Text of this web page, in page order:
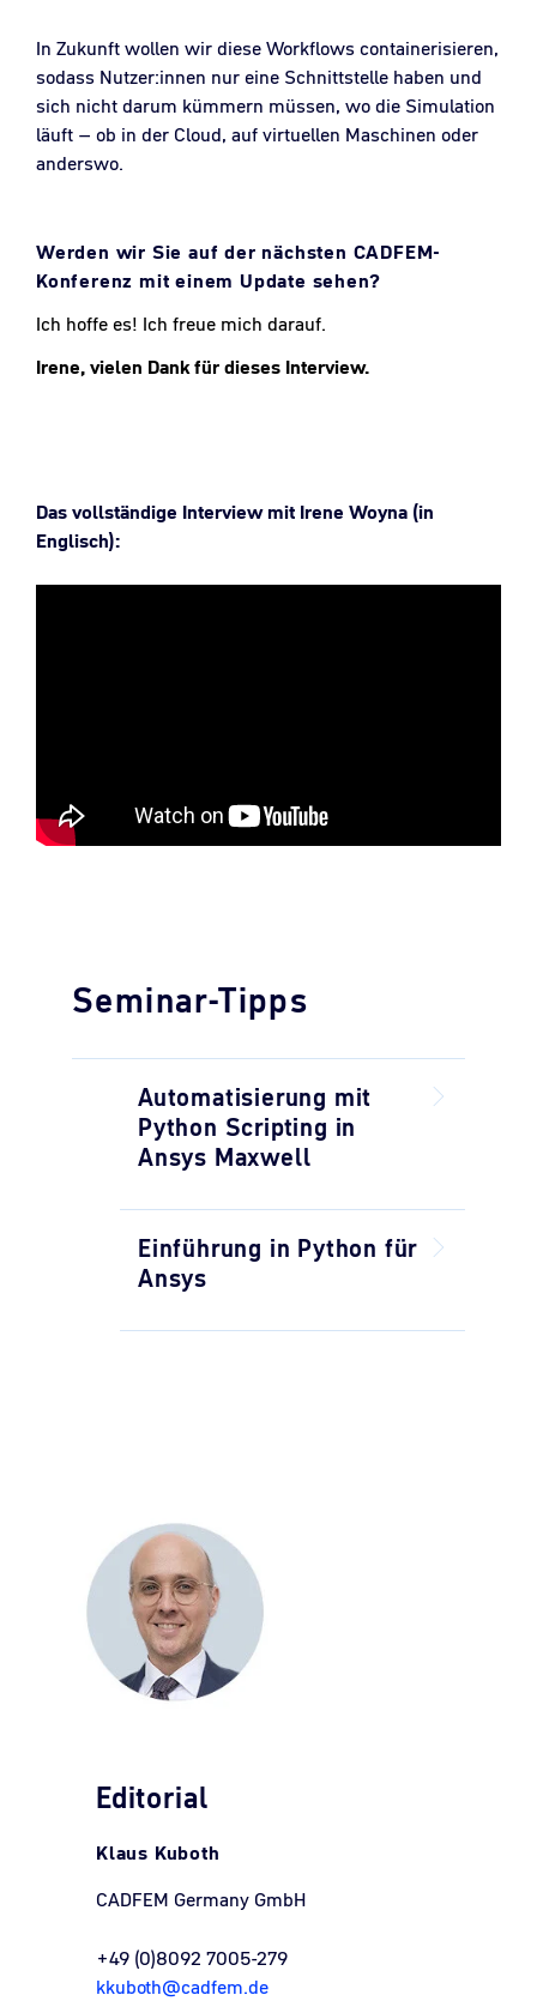
In Zukunft wollen wir diese Workflows containerisieren,
sodass Nutzer:innen nur eine Schnittstelle haben und
sich nicht darum kümmern müssen, wo die Simulation
läuft – ob in der Cloud, auf virtuellen Maschinen oder
anderswo.
Werden wir Sie auf der nächsten CADFEM-
Konferenz mit einem Update sehen?
Ich hoffe es! Ich freue mich darauf.
Irene, vielen Dank für dieses Interview.
Das vollständige Interview mit Irene Woyna (in
Englisch):
Seminar-Tipps
Automatisierung mit
Python Scripting in
Ansys Maxwell
Einführung in Python für
Ansys
Editorial
Klaus Kuboth
CADFEM Germany GmbH
+49 (0)8092 7005-279
kkuboth@cadfem.de